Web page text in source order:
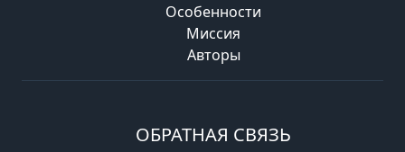
Особенности
Миссия
Авторы
ОБРАТНАЯ СВЯЗЬ